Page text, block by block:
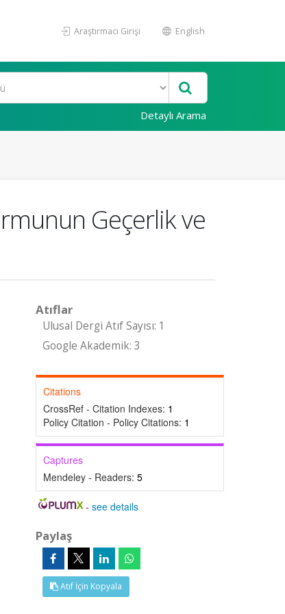
Araştırmacı Girişi English
Detaylı Arama
Geçerlik ve
Atıflar
Ulusal Dergi Atıf Sayısı: 1
Google Akademik: 3
Citations
CrossRef - Citation Indexes: 1
Policy Citation - Policy Citations: 1
Captures
Mendeley - Readers: 5
-see details
Paylaş
Atıf İçin Kopyala